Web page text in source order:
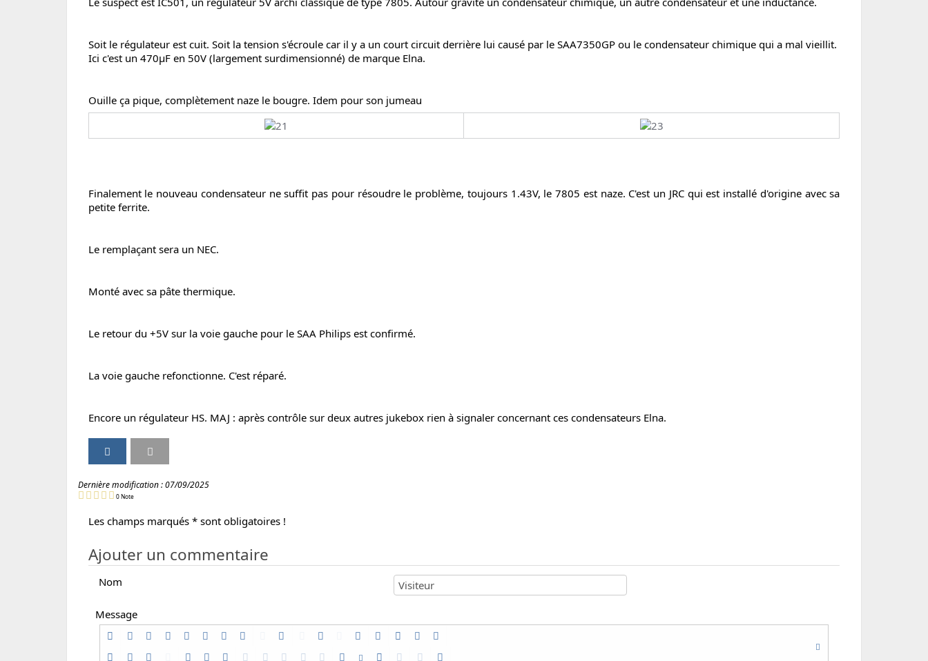
Soit le régulateur est cuit. Soit la tension s'écroule car il y a un court circuit derrière lui causé par le SAA7350GP ou le condensateur chimique qui a mal vieillit.
Ici c'est un 470µF en 50V (largement surdimensionné) de marque Elna.
Ouille ça pique, complètement naze le bougre. Idem pour son jumeau
Finalement le nouveau condensateur ne suffit pas pour résoudre le problème, toujours 1.43V, le 7805 est naze. C'est un JRC qui est installé d'origine avec sa
petite ferrite.
Le remplaçant sera un NEC.
Monté avec sa pâte thermique.
Le retour du +5V sur la voie gauche pour le SAA Philips est confirmé.
La voie gauche refonctionne. C'est réparé.
Encore un régulateur HS. MAJ : après contrôle sur deux autres jukebox rien à signaler concernant ces condensateurs Elna.
a
t
g
p
r
m
a
a
t
g
p
r
m
a
m
r
m
e
s
o
m
a
Dernière modification :07/09/2025
0 Note
Les champs marqués * sont obligatoires !
Ajouter un commentaire
Nom
Message